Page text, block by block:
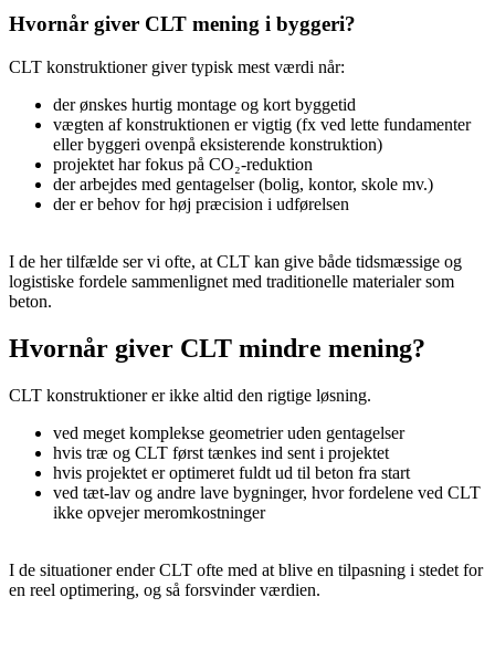
Hvornår giver CLT mening i byggeri?
CLT konstruktioner giver typisk mest værdi når:
der ønskes hurtig montage og kort byggetid
vægten af konstruktionen er vigtig (fx ved lette fundamenter
eller byggeri ovenpå eksisterende konstruktion)
projektet har fokus på CO₂-reduktion
der arbejdes med gentagelser (bolig, kontor, skole mv.)
der er behov for høj præcision i udførelsen
I de her tilfælde ser vi ofte, at CLT kan give både tidsmæssige og
logistiske fordele sammenlignet med traditionelle materialer som
beton.
Hvornår giver CLT mindre mening?
CLT konstruktioner er ikke altid den rigtige løsning.
ved meget komplekse geometrier uden gentagelser
hvis træ og CLT først tænkes ind sent i projektet
hvis projektet er optimeret fuldt ud til beton fra start
ved tæt-lav og andre lave bygninger, hvor fordelene ved CLT
ikke opvejer meromkostninger
I de situationer ender CLT ofte med at blive en tilpasning i stedet for
en reel optimering, og så forsvinder værdien.